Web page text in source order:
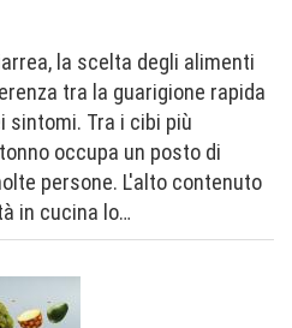
la scelta degli alimenti
tra la guarigione rapida
sintomi. Tra i cibi più
occupa un posto di
persone. L'alto contenuto
in cucina lo…